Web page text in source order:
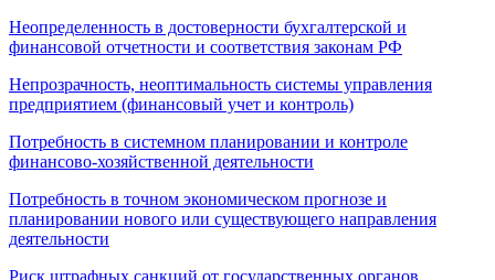
Неопределенность в достоверности бухгалтерской и
финансовой отчетности и соответствия законам РФ
Непрозрачность, неоптимальность системы управления
предприятием (финансовый учет и контроль)
Потребность в системном планировании и контроле
финансово-хозяйственной деятельности
Потребность в точном экономическом прогнозе и
планировании нового или существующего направления
деятельности
Риск штрафных санкций от государственных органов